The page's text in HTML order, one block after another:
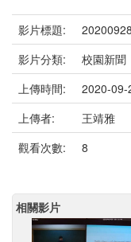
影片標題:
影片分類:
校園新聞
上傳時間:
2020-09-
上傳者:
王靖雅
觀看次數:
8
相關影片